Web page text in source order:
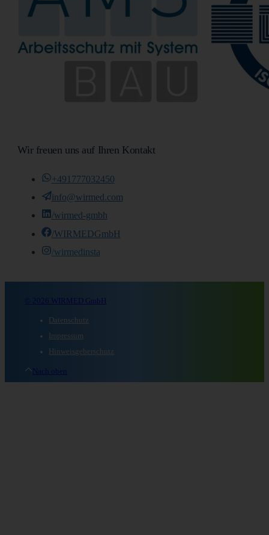
Wir freuen uns auf Ihren Kontakt
+491777032450
info@wirmed.com
/wirmed-gmbh
/WIRMEDGmbH
/wirmedinsta
© 2026 WIRMED GmbH
Datenschutz
Impressum
Hinweisgeberschutz
Nach oben